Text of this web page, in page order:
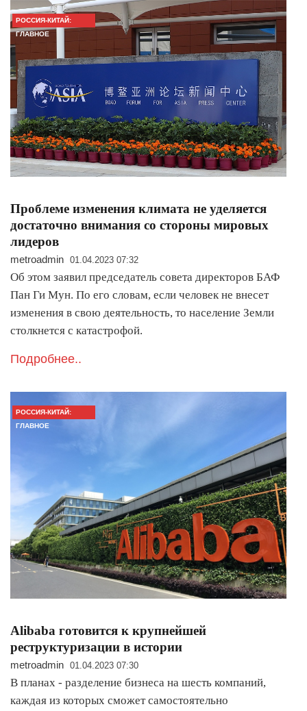
РОССИЯ-КИТАЙ:
ГЛАВНОЕ
Проблеме изменения климата не уделяется
достаточно внимания со стороны мировых
лидеров
metroadmin 01.04.2023 07:32
Об этом заявил председатель совета директоров БАФ
Пан Ги Мун. По его словам, если человек не внесет
изменения в свою деятельность, то население Земли
столкнется с катастрофой.
Подробнее..
РОССИЯ-КИТАЙ:
ГЛАВНОЕ
Alibaba готовится к крупнейшей
реструктуризации в истории
metroadmin 01.04.2023 07:30
В планах - разделение бизнеса на шесть компаний,
каждая из которых сможет самостоятельно